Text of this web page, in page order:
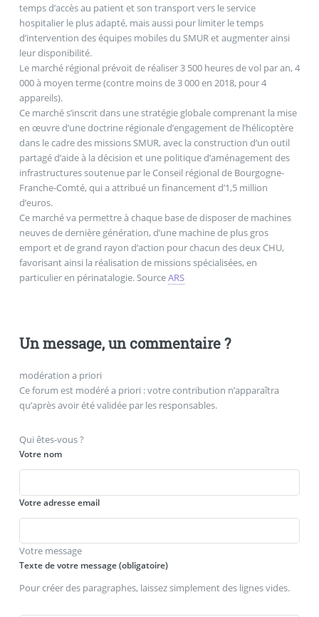
temps d’accès au patient et son transport vers le service
hospitalier le plus adapté, mais aussi pour limiter le temps
d’intervention des équipes mobiles du SMUR et augmenter ainsi
leur disponibilité.
Le marché régional prévoit de réaliser 3 500 heures de vol par an, 4
000 à moyen terme (contre moins de 3 000 en 2018, pour 4
appareils).
Ce marché s’inscrit dans une stratégie globale comprenant la mise
en œuvre d’une doctrine régionale d’engagement de l’hélicoptère
dans le cadre des missions SMUR, avec la construction d’un outil
partagé d’aide à la décision et une politique d’aménagement des
infrastructures soutenue par le Conseil régional de Bourgogne-
Franche-Comté, qui a attribué un financement d’1,5 million
d’euros.
Ce marché va permettre à chaque base de disposer de machines
neuves de dernière génération, d’une machine de plus gros
emport et de grand rayon d’action pour chacun des deux CHU,
favorisant ainsi la réalisation de missions spécialisées, en
particulier en périnatalogie. SourceARS
Un message, un commentaire ?
modération a priori
Ce forum est modéré a priori : votre contribution n’apparaîtra
qu’après avoir été validée par les responsables.
Qui êtes-vous ?
Votre nom
Votre adresse email
Votre message
Texte de votre message (obligatoire)
Pour créer des paragraphes, laissez simplement des lignes vides.